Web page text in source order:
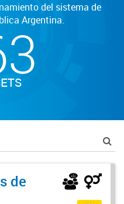
del sistema de
Argentina.
de